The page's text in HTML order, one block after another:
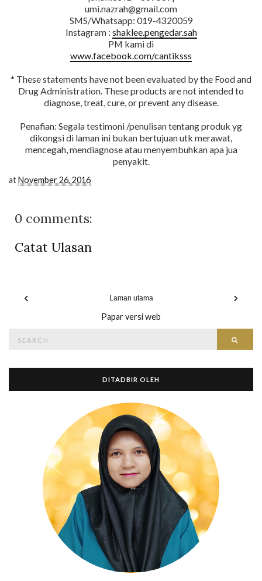
umi.nazrah@gmail.com
SMS/Whatsapp: 019-4320059
Instagram : shaklee.pengedar.sah
PM kami di
www.facebook.com/cantiksss
* These statements have not been evaluated by the Food and
Drug Administration. These products are not intended to
diagnose, treat, cure, or prevent any disease.
Penafian: Segala testimoni /penulisan tentang produk yg
dikongsi di laman ini bukan bertujuan utk merawat,
mencegah, mendiagnose atau menyembuhkan apa jua
penyakit.
atNovember 26, 2016
0 comments:
Catat Ulasan
‹ ›
Laman utama
Papar versi web
for:
DITADBIR OLEH